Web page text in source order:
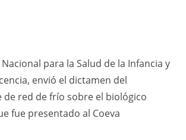
para la Salud de la Infancia y
envió el dictamen del
de red de frío sobre el biológico
fue presentado al Coeva